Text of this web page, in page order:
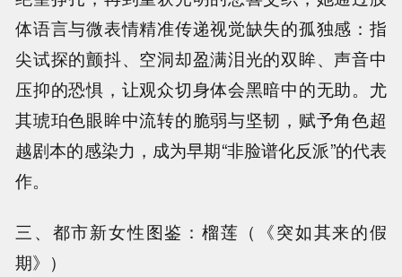
体语言与微表情精准传递视觉缺失的孤独感：指
尖试探的颤抖、空洞却盈满泪光的双眸、声音中
压抑的恐惧，让观众切身体会黑暗中的无助。尤
其琥珀色眼眸中流转的脆弱与坚韧，赋予角色超
越剧本的感染力，成为早期“非脸谱化反派”的代表
作。
三、都市新女性图鉴：榴莲（《突如其来的假
期》）